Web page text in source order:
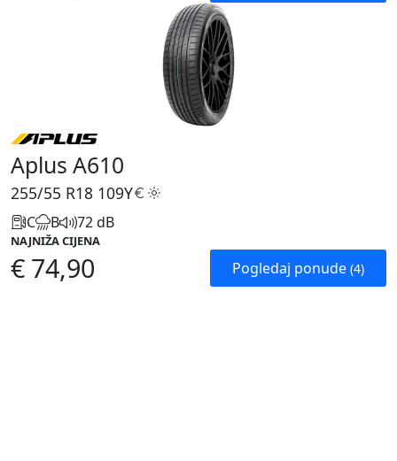
Aplus A610
255/55 R18 109Y
C B 72 dB
NAJNIŽA CIJENA
€ 74,90 Pogledaj ponude (4)